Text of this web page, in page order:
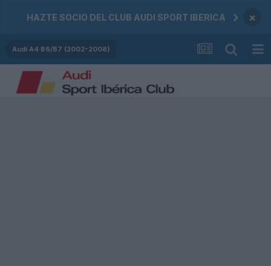
HAZTE SOCIO DEL CLUB AUDI SPORT IBERICA ×
Audi A4 B6/B7 (2002-2008)